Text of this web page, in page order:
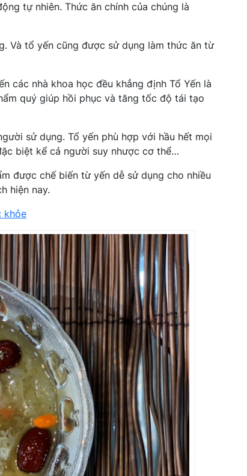
tự nhiên. Thức ăn chính của chúng là
Và tổ yến cũng được sử dụng làm thức ăn từ
các nhà khoa học đều khẳng định Tổ Yến là
quý giúp hồi phục và tăng tốc độ tái tạo
sử dụng. Tổ yến phù hợp với hầu hết mọi
biệt kể cả người suy nhược cơ thể…
được chế biến từ yến dễ sử dụng cho nhiều
hiện nay.
khỏe